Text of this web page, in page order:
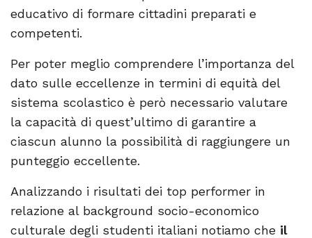
educativo di formare cittadini preparati e
competenti.
Per poter meglio comprendere l’importanza del
dato sulle eccellenze in termini di equità del
sistema scolastico è però necessario valutare
la capacità di quest’ultimo di garantire a
ciascun alunno la possibilità di raggiungere un
punteggio eccellente.
Analizzando i risultati dei top performer in
relazione al background socio-economico
culturale degli studenti italiani notiamo che il